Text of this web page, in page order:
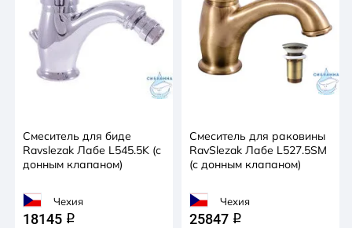
Смеситель для биде
Ravslezak Лабе L545.5K (с
донным клапаном)
Чехия
18145 q
Смеситель для раковины
RavSlezak Лабе L527.5SM
(с донным клапаном)
Чехия
25847 q